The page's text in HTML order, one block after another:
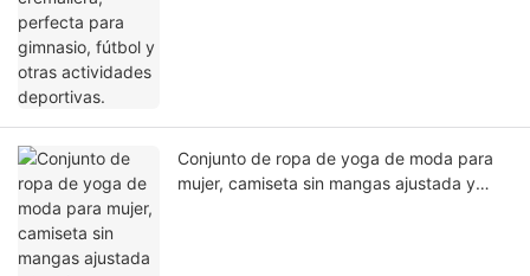
Conjunto de ropa de yoga de moda para
mujer, camiseta sin mangas ajustada y